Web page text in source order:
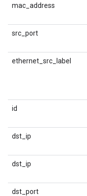
mac_address
src_port
ethernet_src_label
id
dst_ip
dst_ip
dst_port